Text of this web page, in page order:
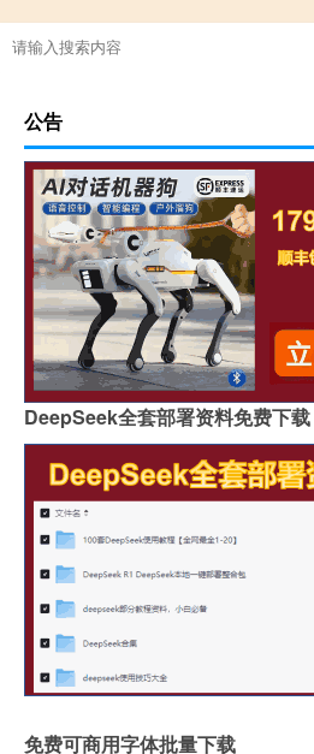
公告
DeepSeek全套部署资料免费下载
免费可商用字体批量下载